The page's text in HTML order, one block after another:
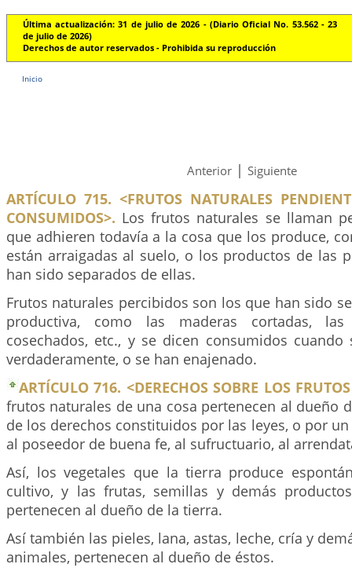
Última actualización: 31 de julio de 2026 - (Diario Oficial No. 53.562 - 23
de julio de 2026)
Derechos de autor reservados - Prohibida su reproducción
Inicio
Anterior | Siguiente
ARTÍCULO 715. <FRUTOS NATURALES
CONSUMIDOS>. Los frutos naturales se llaman
que adhieren todavía a la cosa que los produce,
están arraigadas al suelo, o los productos de las
han sido separados de ellas.
Frutos naturales percibidos son los que han sido
productiva, como las maderas cortadas,
cosechados, etc., y se dicen consumidos
verdaderamente, o se han enajenado.
ARTÍCULO 716. <DERECHOS SOBRE LOS
frutos naturales de una cosa pertenecen al dueño
de los derechos constituidos por las leyes, o por
al poseedor de buena fe, al sufructuario, al
Así, los vegetales que la tierra produce
cultivo, y las frutas, semillas y demás
pertenecen al dueño de la tierra.
Así también las pieles, lana, astas, leche, cría y
animales, pertenecen al dueño de éstos.